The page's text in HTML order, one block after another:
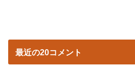
最近の20コメント